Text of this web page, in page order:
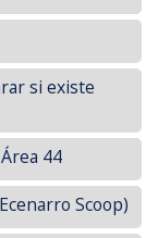
si existe
44
Scoop)